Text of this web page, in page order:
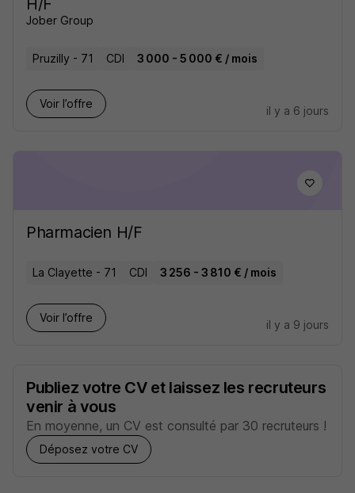
H/F
Jober Group
Pruzilly - 71 CDI 3 000 - 5 000 € / mois
Voir l’offre
il y a 6 jours
Pharmacien H/F
La Clayette - 71 CDI 3 256 - 3 810 € / mois
Voir l’offre
il y a 9 jours
Publiez votre CV et laissez les recruteurs
venir à vous
En moyenne, un CV est consulté par 30 recruteurs !
Déposez votre CV